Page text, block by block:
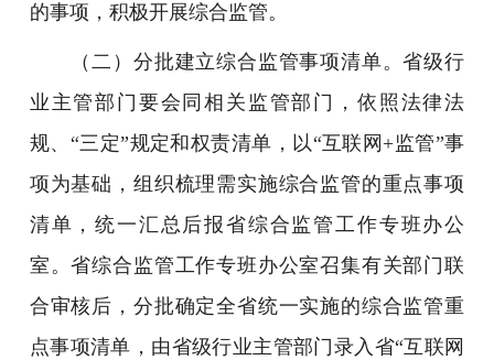
的事项，积极开展综合监管。
（二）分批建立综合监管事项清单。省级行
业主管部门要会同相关监管部门，依照法律法
规、“三定”规定和权责清单，以“互联网+监管”事
项为基础，组织梳理需实施综合监管的重点事项
清单，统一汇总后报省综合监管工作专班办公
室。省综合监管工作专班办公室召集有关部门联
合审核后，分批确定全省统一实施的综合监管重
点事项清单，由省级行业主管部门录入省“互联网